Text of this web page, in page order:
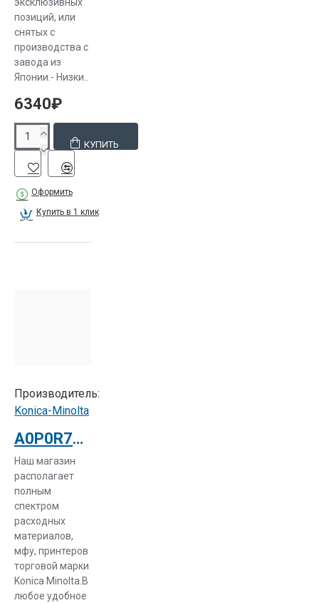
позиций, или
снятых с
производства с
завода из
Японии.- Низки..
6340₽
КУПИТЬ
Оформить
Купить в 1 клик
Производитель:
Konica-Minolta
A0P0R73466 Блок фиксации изображения (Печка) Konica Minolta Bizhub C452 (A0P0R73444)
Наш магазин
располагает
полным
спектром
расходных
материалов,
мфу, принтеров
торговой марки
Konica Minolta.В
любое удобное